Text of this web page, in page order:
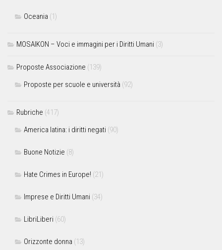
Oceania (1)
MOSAIKON – Voci e immagini per i Diritti Umani (3)
Proposte Associazione (139)
Proposte per scuole e università (92)
Rubriche (417)
America latina: i diritti negati (90)
Buone Notizie (8)
Hate Crimes in Europe! (21)
Imprese e Diritti Umani (34)
LibriLiberi (60)
Orizzonte donna (13)